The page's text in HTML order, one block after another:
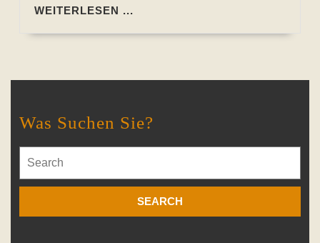
WEITERLESEN ...
Was Suchen Sie?
for: